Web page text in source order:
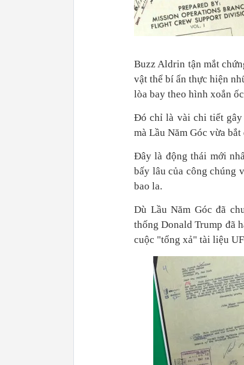
Buzz Aldrin tận mắt
vật thể bí ẩn thực hiện
lòa bay theo hình xoắn
Đó chỉ là vài chi tiết gây
mà Lầu Năm Góc vừa
Đây là động thái mới
bấy lâu của công chúng
bao la.
Dù Lầu Năm Góc đã
thống Donald Trump đã
cuộc "tổng xả" tài liệu